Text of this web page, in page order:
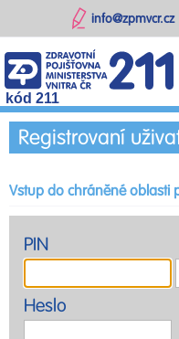
info@zpmvcr.cz
kód 211
Registrovaní
Vstup do chráněné oblasti
PIN
Heslo